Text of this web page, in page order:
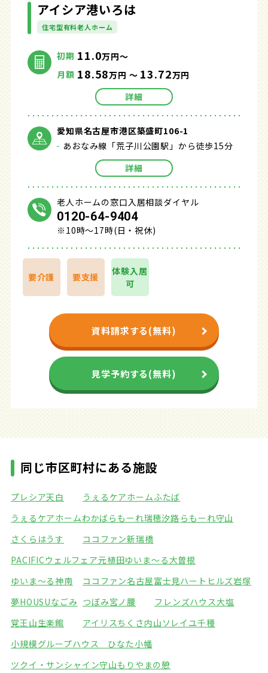
アイシア港いろは
住宅型有料老人ホーム
初期 11.0万円～
月額 18.58万円 ～ 13.72万円
詳細
愛知県名古屋市港区築盛町106-1
あおなみ線「荒子川公園駅」から徒歩15分
詳細
老人ホームの窓口入居相談ダイヤル
0120-64-9404
※10時～17時(日・祝休)
要介護 要支援
体験入居
可
資料請求する(無料)
見学予約する(無料)
同じ市区町村にある施設
プレシア天白
うぇるケアホームふたば
うぇるケアホームわかばらもーれ瑞穂汐路 らもーれ守山
さくらはうす
ココファン新瑞橋
PACIFICウェルフェア元植田ゆいま～る大曽根
ゆいま～る神南
ココファン名古屋富士見ハートヒルズ岩塚
夢HOUSUなごみ つぼみ宮ノ腰
フレンズハウス大塩
覚王山生楽館
アイリスちくさ内山 ソレイユ千種
小規模グループハウス ひなた小幡
ツクイ・サンシャイン守山もりやまの憩